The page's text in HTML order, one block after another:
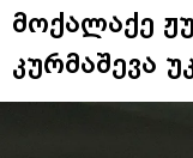
მოქალაქე
კურმაშევა